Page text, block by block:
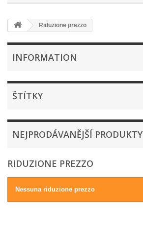
Riduzione prezzo
INFORMATION
ŠTÍTKY
NEJPRODÁVANĚJŠÍ PRODUKTY
RIDUZIONE PREZZO
Nessuna riduzione prezzo